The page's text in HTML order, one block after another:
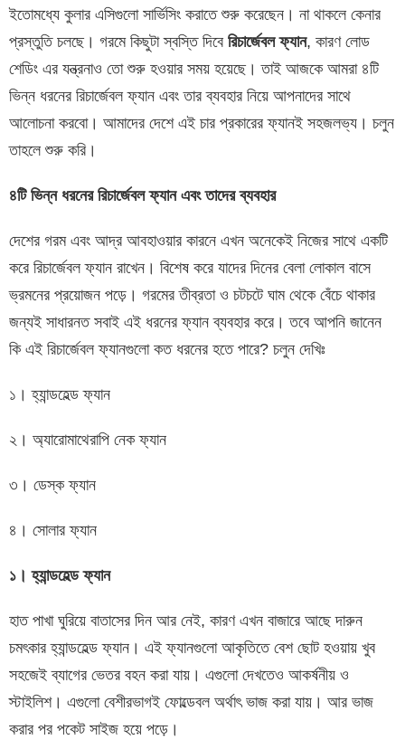
ইতোমধ্যে কুলার এসিগুলো সার্ভিসিং করাতে শুরু করেছেন। না থাকলে কেনার
প্রস্তুতি চলছে। গরমে কিছুটা স্বস্তি দিবে রিচার্জেবল ফ্যান, কারণ লোড
শেডিং এর যন্ত্রনাও তো শুরু হওয়ার সময় হয়েছে। তাই আজকে আমরা ৪টি
ভিন্ন ধরনের রিচার্জেবল ফ্যান এবং তার ব্যবহার নিয়ে আপনাদের সাথে
আলোচনা করবো। আমাদের দেশে এই চার প্রকারের ফ্যানই সহজলভ্য। চলুন
তাহলে শুরু করি।
৪টি ভিন্ন ধরনের রিচার্জেবল ফ্যান এবং তাদের ব্যবহার
দেশের গরম এবং আদ্র আবহাওয়ার কারনে এখন অনেকেই নিজের সাথে একটি
করে রিচার্জেবল ফ্যান রাখেন। বিশেষ করে যাদের দিনের বেলা লোকাল বাসে
ভ্রমনের প্রয়োজন পড়ে। গরমের তীব্রতা ও চটচটে ঘাম থেকে বেঁচে থাকার
জন্যই সাধারনত সবাই এই ধরনের ফ্যান ব্যবহার করে। তবে আপনি জানেন
কি এই রিচার্জেবল ফ্যানগুলো কত ধরনের হতে পারে? চলুন দেখিঃ
১। হ্যান্ডহেল্ড ফ্যান
২। অ্যারোমাথেরাপি নেক ফ্যান
৩। ডেস্ক ফ্যান
৪। সোলার ফ্যান
১। হ্যান্ডহেল্ড ফ্যান
হাত পাখা ঘুরিয়ে বাতাসের দিন আর নেই, কারণ এখন বাজারে আছে দারুন
চমৎকার হ্যান্ডহেল্ড ফ্যান। এই ফ্যানগুলো আকৃতিতে বেশ ছোট হওয়ায় খুব
সহজেই ব্যাগের ভেতর বহন করা যায়। এগুলো দেখতেও আকর্ষনীয় ও
স্টাইলিশ। এগুলো বেশীরভাগই ফোল্ডেবল অর্থাৎ ভাজ করা যায়। আর ভাজ
করার পর পকেট সাইজ হয়ে পড়ে।